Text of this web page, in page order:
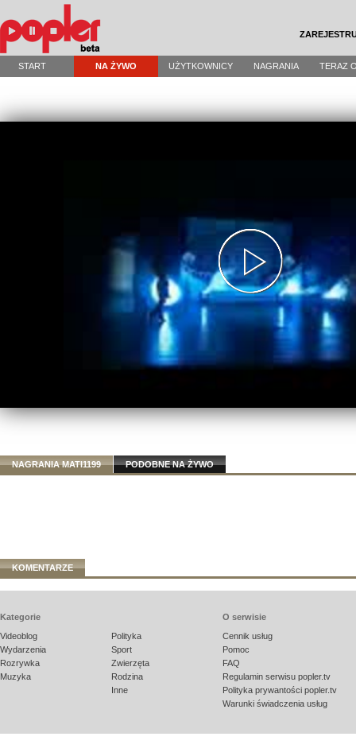
START NA ŻYWO UŻYTKOWNICY NAGRANIA TERAZ
NAGRANIA MATI1199 PODOBNE NA ŻYWO
KOMENTARZE
Kategorie
Videoblog
Wydarzenia
Rozrywka
Muzyka
Polityka
Sport
Zwierzęta
Rodzina
Inne
O serwisie
Cennik usług
Pomoc
FAQ
Regulamin serwisu popler.tv
Polityka prywantości popler.tv
Warunki świadczenia usług